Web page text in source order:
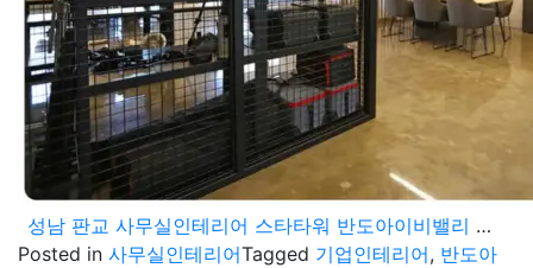
성남 판교 사무실인테리어 스타타워 반도아이비밸리 분당 테크노파크 지식산업센터 영상제작 기업 오피스 공사
Posted in 사무실인테리어Tagged 기업인테리어, 반도아